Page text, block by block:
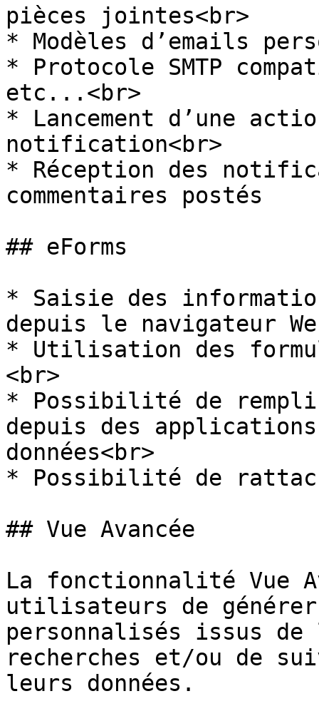
pièces jointes<br>
* Modèles d’emails
* Protocole SMTP
etc...<br>
* Lancement d’une
notification<br>
* Réception des
commentaires postés
## eForms
* Saisie des
depuis le navigateur
* Utilisation des
<br>
* Possibilité de
depuis des
données<br>
* Possibilité de
## Vue Avancée
La fonctionnalité Vue
utilisateurs de
personnalisés issus
recherches et/ou de
leurs données.